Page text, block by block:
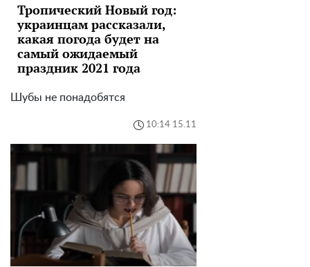
Тропический Новый год:
украинцам рассказали,
какая погода будет на
самый ожидаемый
праздник 2021 года
Шубы не понадобятся
10:14 15.11